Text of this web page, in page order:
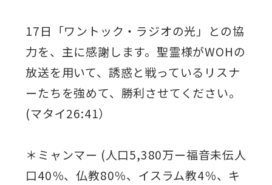
17日「ワントック・ラジオの光」との協
力を、主に感謝します。聖霊様がWOHの
放送を用いて、誘惑と戦っているリスナ
ーたちを強めて、勝利させてください。
(マタイ26:41）
＊ミャンマー (人口5,380万ー福音未伝人
口40％、仏教80％、イスラム教4％、キ